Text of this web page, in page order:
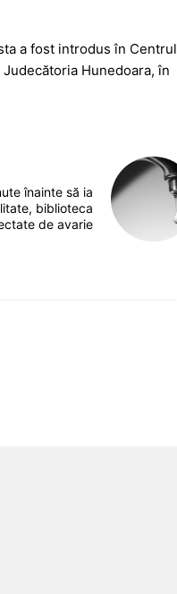
a fost introdus în Centrul
Hunedoara, în
înainte să ia
biblioteca
de avarie